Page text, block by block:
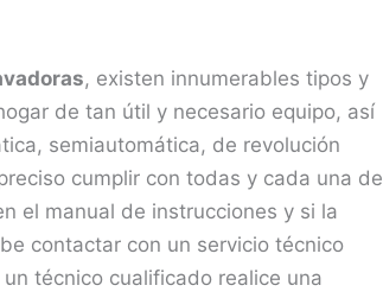
, existen innumerables tipos y
de tan útil y necesario equipo, así
semiautomática, de revolución
cumplir con todas y cada una de
el manual de instrucciones y si la
contactar con un servicio técnico
técnico cualificado realice una